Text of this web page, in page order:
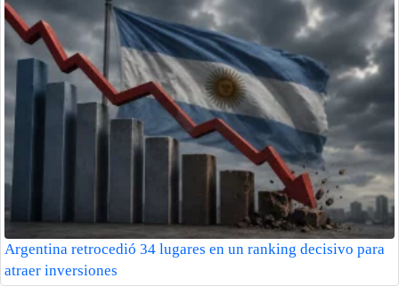
Argentina retrocedió 34 lugares en un ranking decisivo para
atraer inversiones